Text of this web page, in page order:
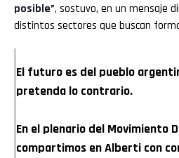
posible”, sostuvo, en un mensaje
distintos sectores que buscan
El futuro es del pueblo
pretenda lo contrario.
En el plenario del Movimiento
compartimos en Alberti con